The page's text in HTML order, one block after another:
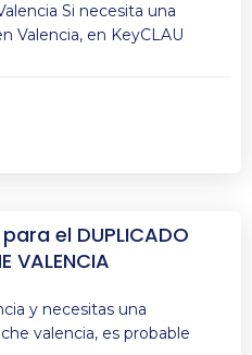
Si necesita una
Valencia, en KeyCLAU
el DUPLICADO
VALENCIA
y necesitas una
valencia, es probable